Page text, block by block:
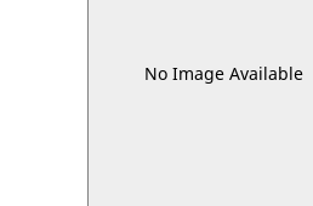
No Image Available